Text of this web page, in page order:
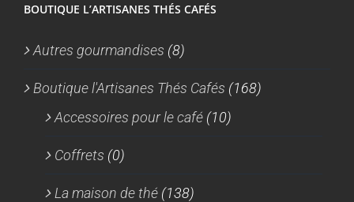
BOUTIQUE L’ARTISANES THÉS CAFÉS
Autres gourmandises (8)
Boutique l'Artisanes Thés Cafés (168)
Accessoires pour le café (10)
Coffrets (0)
La maison de thé (138)